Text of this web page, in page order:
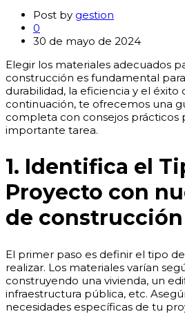
Post by gestion
0
30 de mayo de 2024
Elegir los materiales adecuados
construcción es fundamental
durabilidad, la eficiencia y el éxito
continuación, te ofrecemos una
completa con consejos prácticos
importante tarea.
1. Identifica el
Proyecto con
de construcción
El primer paso es definir el tipo
realizar. Los materiales varían
construyendo una vivienda, un
infraestructura pública, etc.
necesidades específicas de tu